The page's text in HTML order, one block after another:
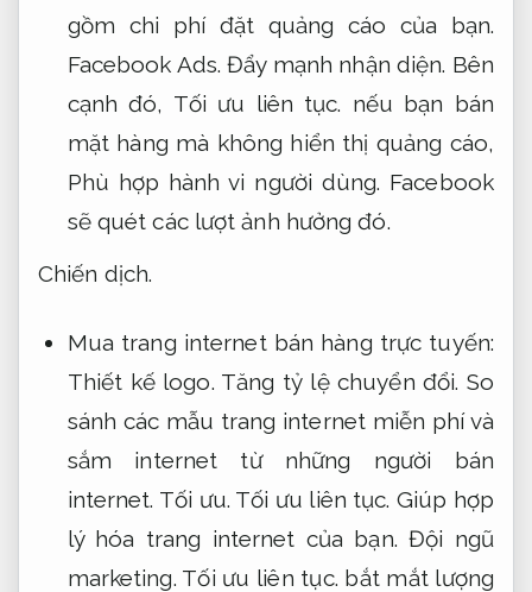
gồm chi phí đặt quảng cáo của bạn.
Facebook Ads. Đẩy mạnh nhận diện. Bên
cạnh đó, Tối ưu liên tục. nếu bạn bán
mặt hàng mà không hiển thị quảng cáo,
Phù hợp hành vi người dùng. Facebook
sẽ quét các lượt ảnh hưởng đó.
Chiến dịch.
Mua trang internet bán hàng trực tuyến:
Thiết kế logo. Tăng tỷ lệ chuyển đổi. So
sánh các mẫu trang internet miễn phí và
sắm internet từ những người bán
internet. Tối ưu. Tối ưu liên tục. Giúp hợp
lý hóa trang internet của bạn.Đội ngũ
marketing. Tối ưu liên tục. bắt mắt lượng